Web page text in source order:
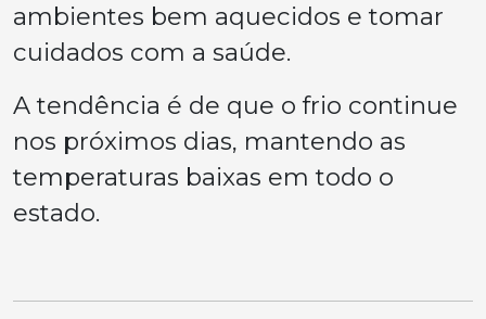
ambientes bem aquecidos e tomar
cuidados com a saúde.
A tendência é de que o frio continue
nos próximos dias, mantendo as
temperaturas baixas em todo o
estado.